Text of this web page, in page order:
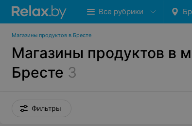
Все рубрики
Магазины продуктов в Бресте
Магазины продуктов в
Бресте 3
Фильтры